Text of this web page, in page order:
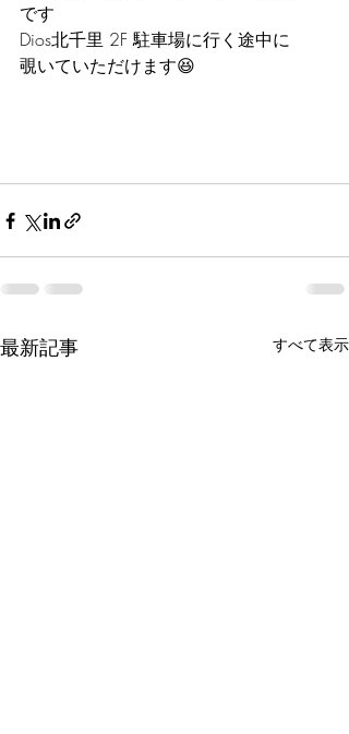
です
Dios北千里 2F 駐車場に行く途中に
覗いていただけます😆
最新記事 すべて表示